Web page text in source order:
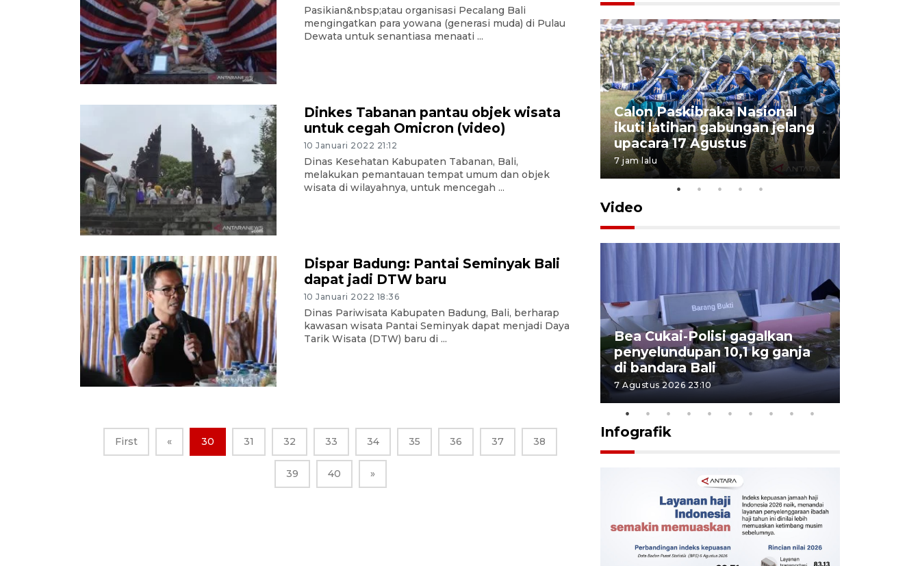
Pasikian&nbsp;atau organisasi Pecalang Bali
mengingatkan para yowana (generasi muda) di Pulau
Dewata untuk senantiasa menaati ...
Dinkes Tabanan pantau objek wisata
untuk cegah Omicron (video)
10 Januari 2022 21:12
Dinas Kesehatan Kabupaten Tabanan, Bali,
melakukan pemantauan tempat umum dan objek
wisata di wilayahnya, untuk mencegah ...
Dispar Badung: Pantai Seminyak Bali
dapat jadi DTW baru
10 Januari 2022 18:36
Dinas Pariwisata Kabupaten Badung, Bali, berharap
kawasan wisata Pantai Seminyak dapat menjadi Daya
Tarik Wisata (DTW) baru di ...
First « 30 31 32 33 34 35 36 37 38
39 40 »
Pemerintah tunda pungutan
pajak pedagang melalui
aplikasi belanja daring
6 Agustus 2026 16:45
Calon Paskibraka Nasional
ikuti latihan gabungan jelang
upacara 17 Agustus
7 jam lalu
Video
Polisi tetapkan lima tersangka
Bea Cukai-Polisi gagalkan
penyelundupan 10,1 kg ganja
di bandara Bali
7 Agustus 2026 23:10
Infografik